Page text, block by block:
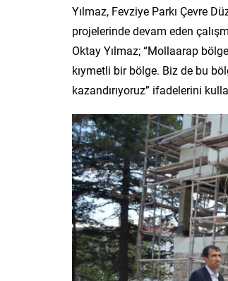
Yılmaz, Fevziye Parkı Çevre
projelerinde devam eden
Oktay Yılmaz; “Mollaarap
kıymetli bir bölge. Biz de bu
kazandırıyoruz” ifadelerini